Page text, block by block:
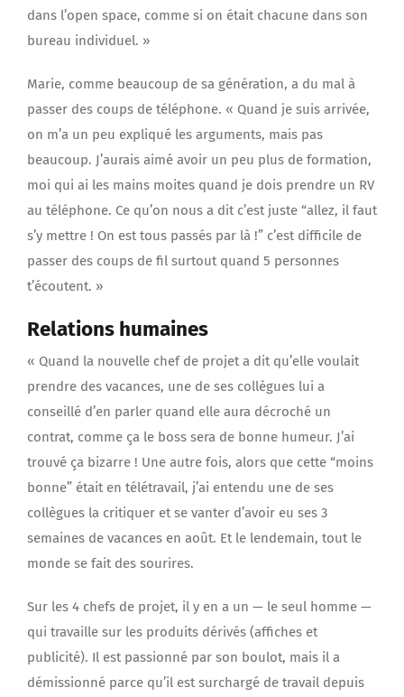
dans l’open space, comme si on était chacune dans son
bureau individuel. »
Marie, comme beaucoup de sa génération, a du mal à
passer des coups de téléphone. « Quand je suis arrivée,
on m’a un peu expliqué les arguments, mais pas
beaucoup. J’aurais aimé avoir un peu plus de formation,
moi qui ai les mains moites quand je dois prendre un RV
au téléphone. Ce qu’on nous a dit c’est juste “allez, il faut
s’y mettre ! On est tous passés par là !” c’est difficile de
passer des coups de fil surtout quand 5 personnes
t’écoutent. »
Relations humaines
« Quand la nouvelle chef de projet a dit qu’elle voulait
prendre des vacances, une de ses collègues lui a
conseillé d’en parler quand elle aura décroché un
contrat, comme ça le boss sera de bonne humeur. J’ai
trouvé ça bizarre ! Une autre fois, alors que cette “moins
bonne” était en télétravail, j’ai entendu une de ses
collègues la critiquer et se vanter d’avoir eu ses 3
semaines de vacances en août. Et le lendemain, tout le
monde se fait des sourires.
Sur les 4 chefs de projet, il y en a un — le seul homme —
qui travaille sur les produits dérivés (affiches et
publicité). Il est passionné par son boulot, mais il a
démissionné parce qu’il est surchargé de travail depuis